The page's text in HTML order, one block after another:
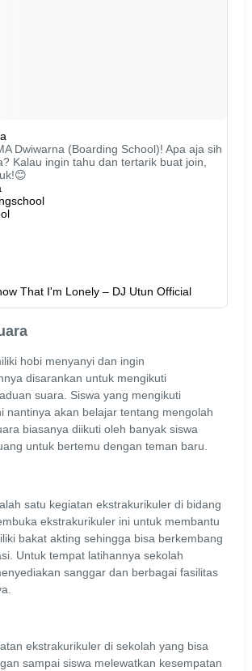
Dwiwarna (Boarding School)! Apa aja sih
Kalau ingin tahu dan tertarik buat join,
That I'm Lonely – DJ Utun Official
hobi menyanyi dan ingin
disarankan untuk mengikuti
suara. Siswa yang mengikuti
nantinya akan belajar tentang mengolah
biasanya diikuti oleh banyak siswa
untuk bertemu dengan teman baru.
satu kegiatan ekstrakurikuler di bidang
ekstrakurikuler ini untuk membantu
bakat akting sehingga bisa berkembang
Untuk tempat latihannya sekolah
sanggar dan berbagai fasilitas
ekstrakurikuler di sekolah yang bisa
sampai siswa melewatkan kesempatan